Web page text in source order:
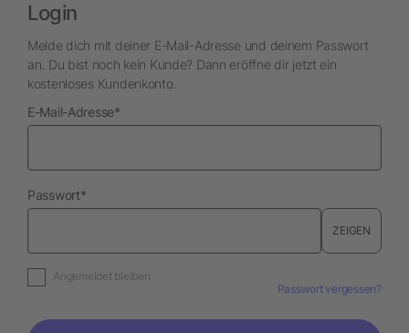
Login
Melde dich mit deiner E-Mail-Adresse und deinem Passwort
an. Du bist noch kein Kunde? Dann eröffne dir jetzt ein
kostenloses Kundenkonto.
E-Mail-Adresseerforderlich
*
Passworterforderlich
*
ZEIGEN
Angemeldet bleiben
Passwort vergessen?